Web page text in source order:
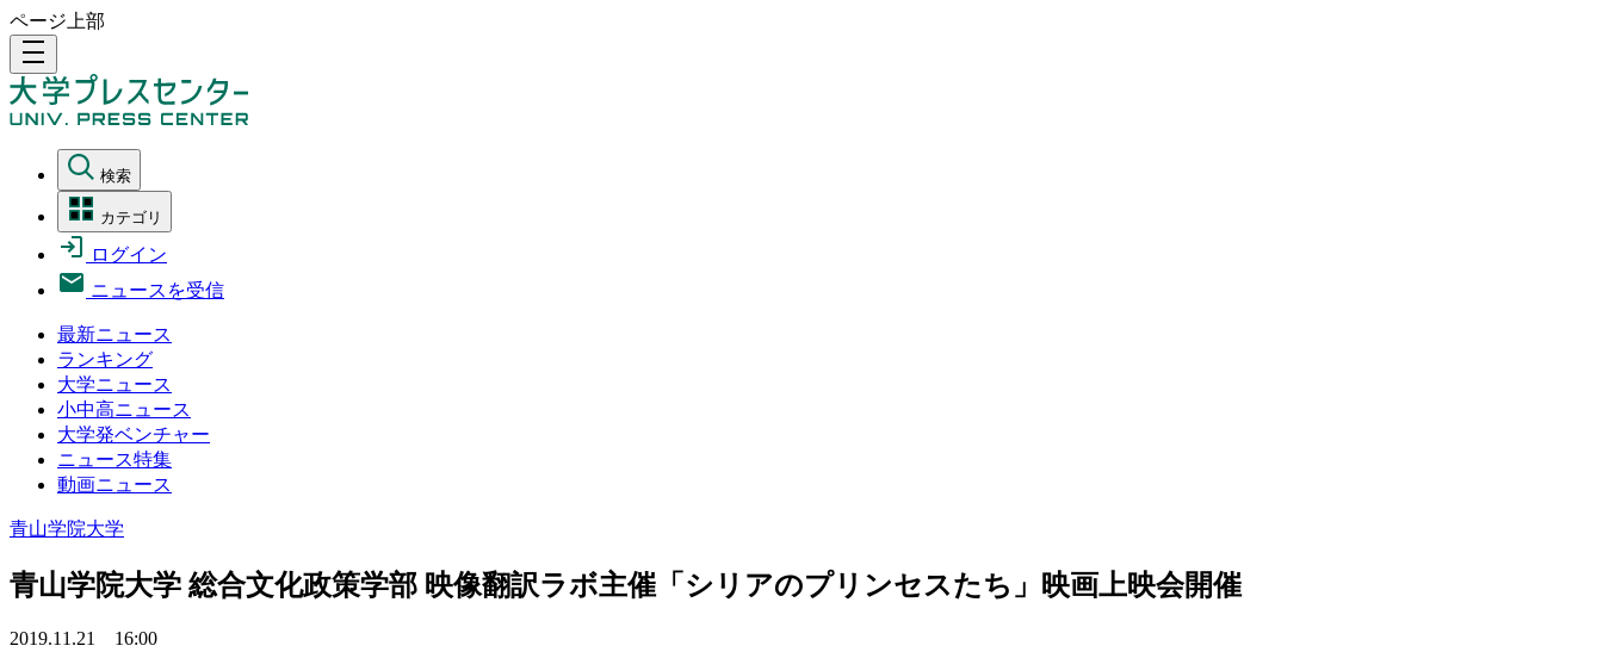
ページ上部
density_medium
検索
カテゴリ
ログイン
ニュースを受信
最新ニュース
ランキング
大学ニュース
小中高ニュース
大学発ベンチャー
ニュース特集
動画ニュース
青山学院大学
青山学院大学 総合文化政策学部 映像翻訳ラボ主催「シリアのプリンセスたち」映画上映会開催
2019.11.21 16:00